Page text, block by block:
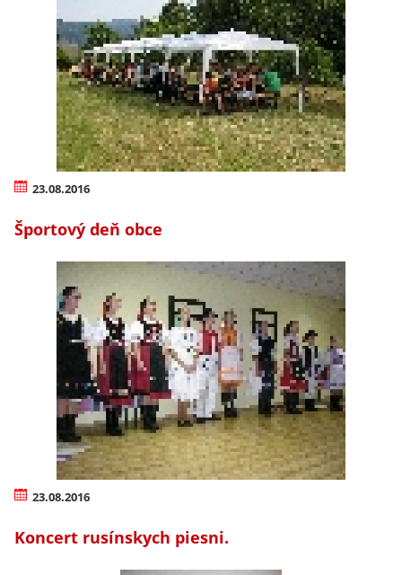
23.08.2016
Športový deň obce
23.08.2016
Koncert rusínskych piesni.